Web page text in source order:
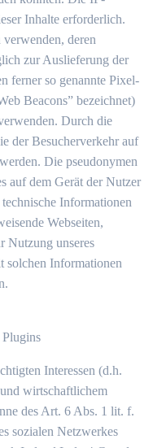
Inhalte erforderlich.
deren
zur Auslieferung der
ferner so genannte Pixel-
Beacons” bezeichnet)
Durch die
der Besucherverkehr auf
Die pseudonymen
auf dem Gerät der Nutzer
Informationen
Webseiten,
Nutzung unseres
solchen Informationen
Interessen (d.h.
wirtschaftlichem
des Art. 6 Abs. 1 lit. f.
sozialen Netzwerkes